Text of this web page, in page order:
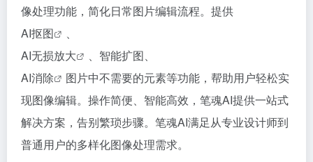
像处理功能，简化日常图片编辑流程。提供
AI抠图
、
AI无损放大
、智能扩图、
AI消除
图片中不需要的元素等功能，帮助用户轻松实
现图像编辑。操作简便、智能高效，笔魂AI提供一站式
解决方案，告别繁琐步骤。笔魂AI满足从专业设计师到
普通用户的多样化图像处理需求。